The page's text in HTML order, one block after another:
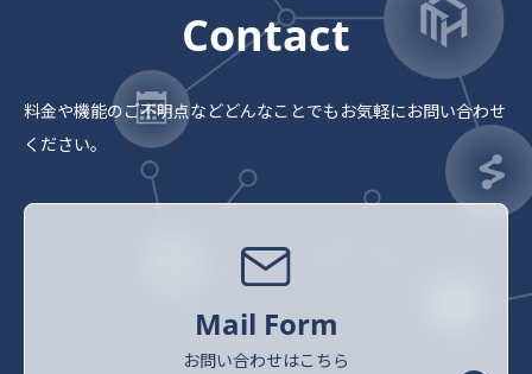
Contact
料金や機能のご不明点などどんなことでもお気軽にお問い合わせ
ください。
Mail Form
お問い合わせはこちら